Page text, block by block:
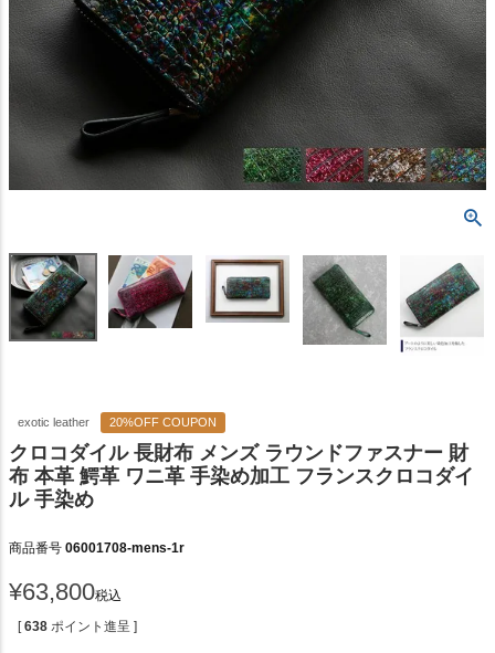
exotic leather 20%OFF COUPON
クロコダイル 長財布 メンズ ラウンドファスナー 財
布 本革 鰐革 ワニ革 手染め加工 フランスクロコダイ
ル 手染め
商品番号 06001708-mens-1r
¥63,800税込
[ 638 ポイント進呈 ]